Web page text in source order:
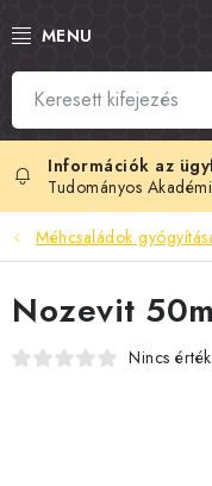
tartalomhoz
SZLOVÁK MÉZ
MANUKA MÉZ
MÉHPEMPŐ
KIRÁLYI ZSELÉ
Tudományos
Méhcsaládok
Nozevit
Nincs